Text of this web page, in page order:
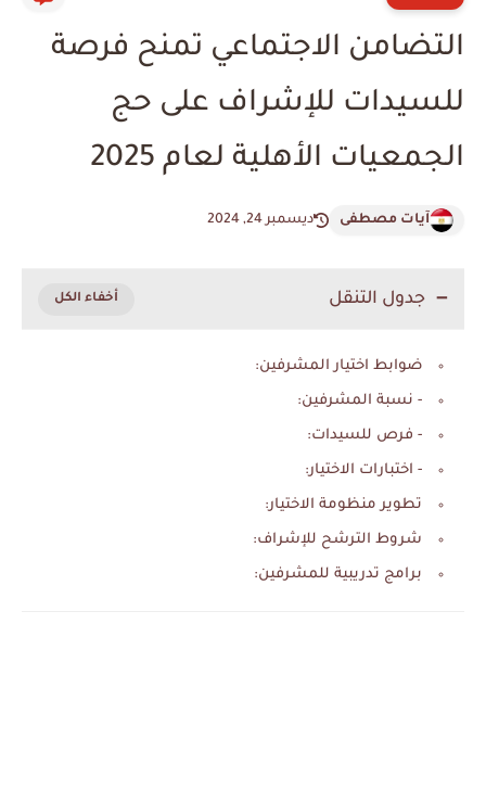
التضامن الاجتماعي تمنح فرصة
للسيدات للإشراف على حج
الجمعيات الأهلية لعام 2025
آيات مصطفى ديسمبر 24, 2024
جدول التنقل
ضوابط اختيار المشرفين:
- نسبة المشرفين:
- فرص للسيدات:
- اختبارات الاختيار:
تطوير منظومة الاختيار:
شروط الترشح للإشراف:
برامج تدريبية للمشرفين: